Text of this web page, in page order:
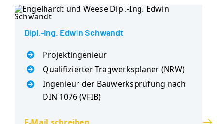
Dipl.-Ing. Edwin Schwandt
Projektingenieur
Qualifizierter Tragwerksplaner (NRW)
Ingenieur der Bauwerksprüfung nach
DIN 1076 (VFIB)